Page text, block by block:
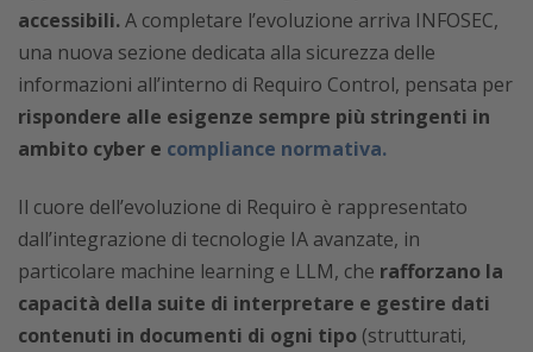
accessibili.A completare l’evoluzione arriva INFOSEC,
una nuova sezione dedicata alla sicurezza delle
informazioni all’interno di Requiro Control, pensata per
rispondere alle esigenze sempre più stringenti in
ambito cyber e compliance normativa.
Il cuore dell’evoluzione di Requiro è rappresentato
dall’integrazione di tecnologie IA avanzate, in
particolare machine learning e LLM, che rafforzano la
capacità della suite di interpretare e gestire dati
contenuti in documenti di ogni tipo (strutturati,